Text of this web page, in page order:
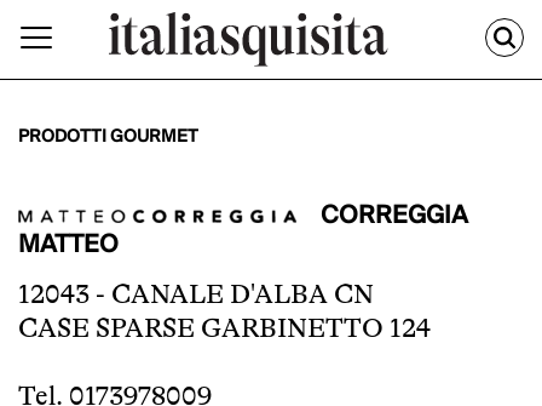
PRODOTTI GOURMET
CORREGGIA
MATTEO
12043 - CANALE D'ALBA CN
CASE SPARSE GARBINETTO 124
Tel. 0173978009